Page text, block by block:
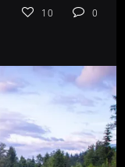
10 0